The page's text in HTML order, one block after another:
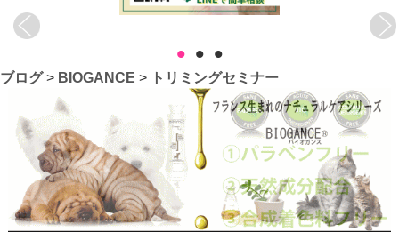
• • •
ブログ> BIOGANCE > トリミングセミナー